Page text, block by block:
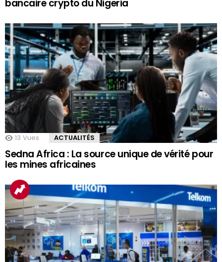
bancaire crypto du Nigeria
13 Vues ACTUALITÉS
Sedna Africa : La source unique de vérité pour
les mines africaines